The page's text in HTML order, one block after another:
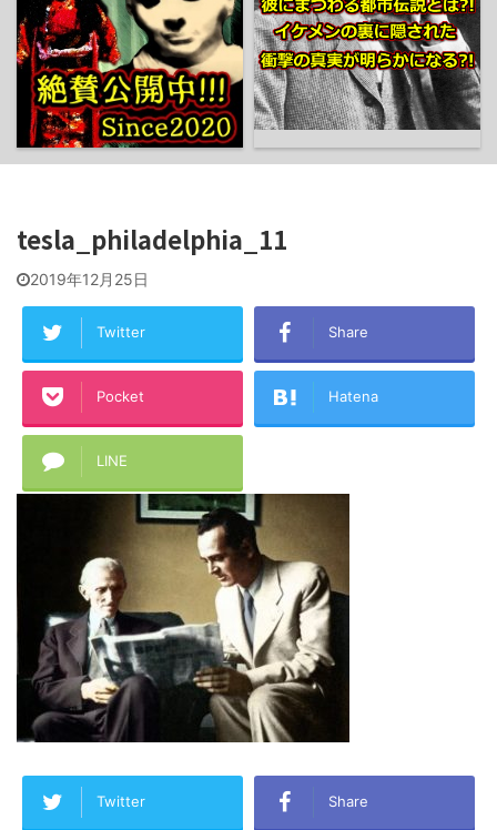
tesla_philadelphia_11
2019年12月25日
Twitter Share
Pocket Hatena
LINE
Twitter Share